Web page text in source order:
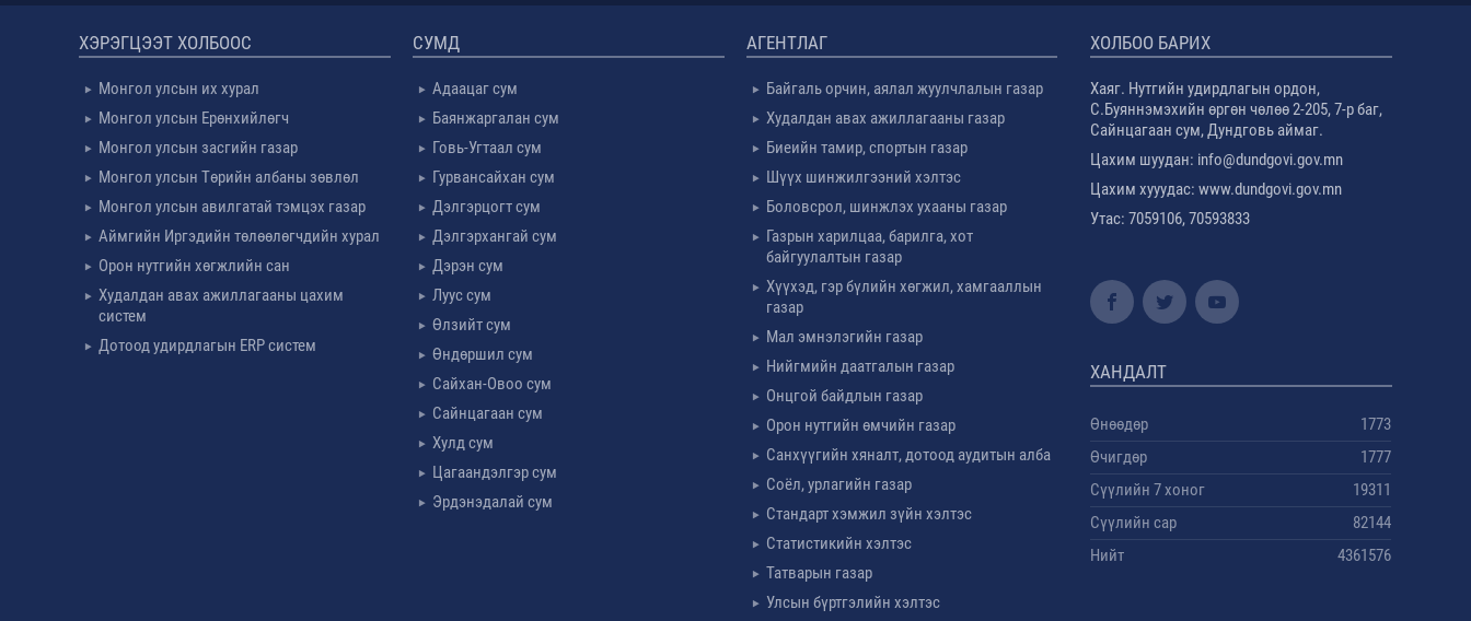
ХЭРЭГЦЭЭТ ХОЛБООС
Монгол улсын их хурал
Монгол улсын Ерөнхийлөгч
Монгол улсын засгийн газар
Монгол улсын Төрийн албаны зөвлөл
Монгол улсын авилгатай тэмцэх газар
Аймгийн Иргэдийн төлөөлөгчдийн хурал
Орон нутгийн хөгжлийн сан
Худалдан авах ажиллагааны цахим
систем
Дотоод удирдлагын ERP систем
СУМД
Адаацаг сум
Баянжаргалан сум
Говь-Угтаал сум
Гурвансайхан сум
Дэлгэрцогт сум
Дэлгэрхангай сум
Дэрэн сум
Луус сум
Өлзийт сум
Өндөршил сум
Сайхан-Овоо сум
Сайнцагаан сум
Хулд сум
Цагаандэлгэр сум
Эрдэнэдалай сум
АГЕНТЛАГ
Байгаль орчин, аялал жуулчлалын газар
Худалдан авах ажиллагааны газар
Биеийн тамир, спортын газар
Шүүх шинжилгээний хэлтэс
Боловсрол, шинжлэх ухааны газар
Газрын харилцаа, барилга, хот
байгуулалтын газар
Хүүхэд, гэр бүлийн хөгжил, хамгааллын
газар
Мал эмнэлэгийн газар
Нийгмийн даатгалын газар
Онцгой байдлын газар
Орон нутгийн өмчийн газар
Санхүүгийн хяналт, дотоод аудитын алба
Соёл, урлагийн газар
Стандарт хэмжил зүйн хэлтэс
Статистикийн хэлтэс
Татварын газар
Улсын бүртгэлийн хэлтэс
ХОЛБОО БАРИХ
Хаяг. Нутгийн удирдлагын ордон,
С.Буяннэмэхийн өргөн чөлөө 2-205, 7-р баг,
Сайнцагаан сум, Дундговь аймаг.
Цахим шуудан: info@dundgovi.gov.mn
Цахим хууудас: www.dundgovi.gov.mn
Утас: 7059106, 70593833
ХАНДАЛТ
Өнөөдөр
1773
Өчигдөр
1777
Сүүлийн 7 хоног
19311
Сүүлийн сар
82144
Нийт
4361576